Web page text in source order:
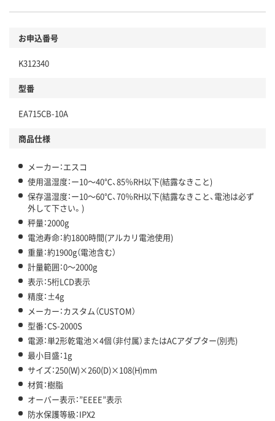
お申込番号
K312340
型番
EA715CB-10A
商品仕様
メーカー：エスコ
使用温湿度：ー10～40℃、85％RH以下(結露なきこと)
保存温湿度：ー10～60℃、70％RH以下(結露なきこと、電池は必ず
外して下さい。)
秤量：2000g
電池寿命：約1800時間(アルカリ電池使用)
重量：約1900g（電池含む）
計量範囲：0～2000g
表示：5桁LCD表示
精度：±4g
メーカー：カスタム（CUSTOM）
型番：CS-2000S
電源：単2形乾電池×4個（非付属）またはACアダプター(別売)
最小目盛：1g
サイズ：250(W)×260(D)×108(H)mm
材質：樹脂
オーバー表示：”EEEE”表示
防水保護等級：IPX2